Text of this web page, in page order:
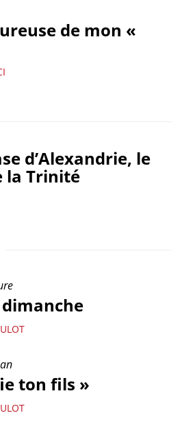
de mon «
d’Alexandrie, le
la Trinité
ton fils »